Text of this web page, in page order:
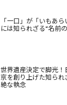
「一口」が「いもあ
には知られざる“名前
世界遺産決定で脚光
京を創り上げた知ら
絶な執念